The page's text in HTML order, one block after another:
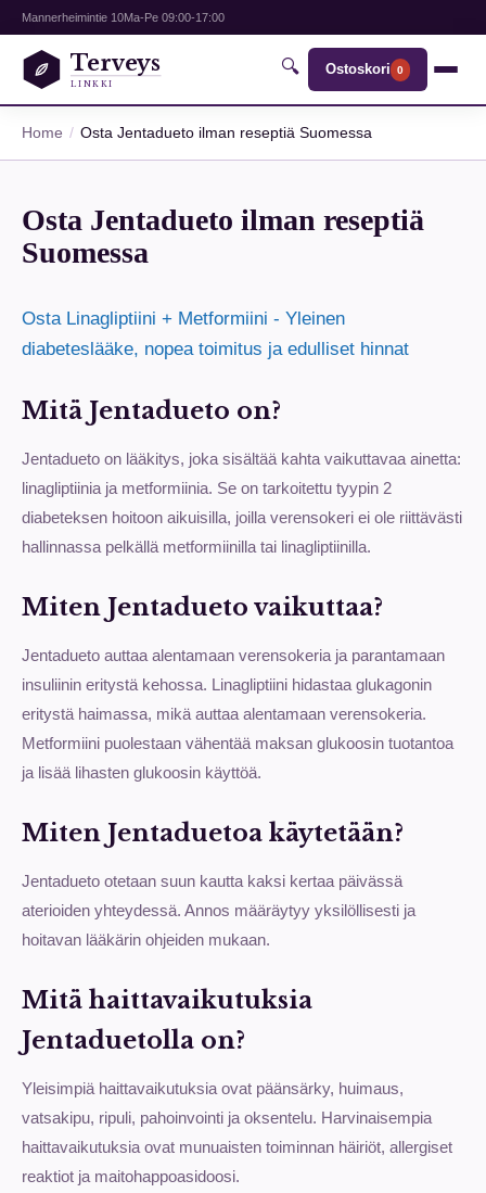
Mannerheimintie 10Ma-Pe 09:00-17:00
Terveys
LINKKI
🔍 Ostoskori 0
Home Osta Jentadueto ilman reseptiä Suomessa
Osta Jentadueto ilman reseptiä
Suomessa
Osta Linagliptiini + Metformiini - Yleinen
diabeteslääke, nopea toimitus ja edulliset hinnat
Mitä Jentadueto on?
Jentadueto on lääkitys, joka sisältää kahta vaikuttavaa ainetta:
linagliptiinia ja metformiinia. Se on tarkoitettu tyypin 2
diabeteksen hoitoon aikuisilla, joilla verensokeri ei ole riittävästi
hallinnassa pelkällä metformiinilla tai linagliptiinilla.
Miten Jentadueto vaikuttaa?
Jentadueto auttaa alentamaan verensokeria ja parantamaan
insuliinin eritystä kehossa. Linagliptiini hidastaa glukagonin
eritystä haimassa, mikä auttaa alentamaan verensokeria.
Metformiini puolestaan vähentää maksan glukoosin tuotantoa
ja lisää lihasten glukoosin käyttöä.
Miten Jentaduetoa käytetään?
Jentadueto otetaan suun kautta kaksi kertaa päivässä
aterioiden yhteydessä. Annos määräytyy yksilöllisesti ja
hoitavan lääkärin ohjeiden mukaan.
Mitä haittavaikutuksia
Jentaduetolla on?
Yleisimpiä haittavaikutuksia ovat päänsärky, huimaus,
vatsakipu, ripuli, pahoinvointi ja oksentelu. Harvinaisempia
haittavaikutuksia ovat munuaisten toiminnan häiriöt, allergiset
reaktiot ja maitohappoasidoosi.